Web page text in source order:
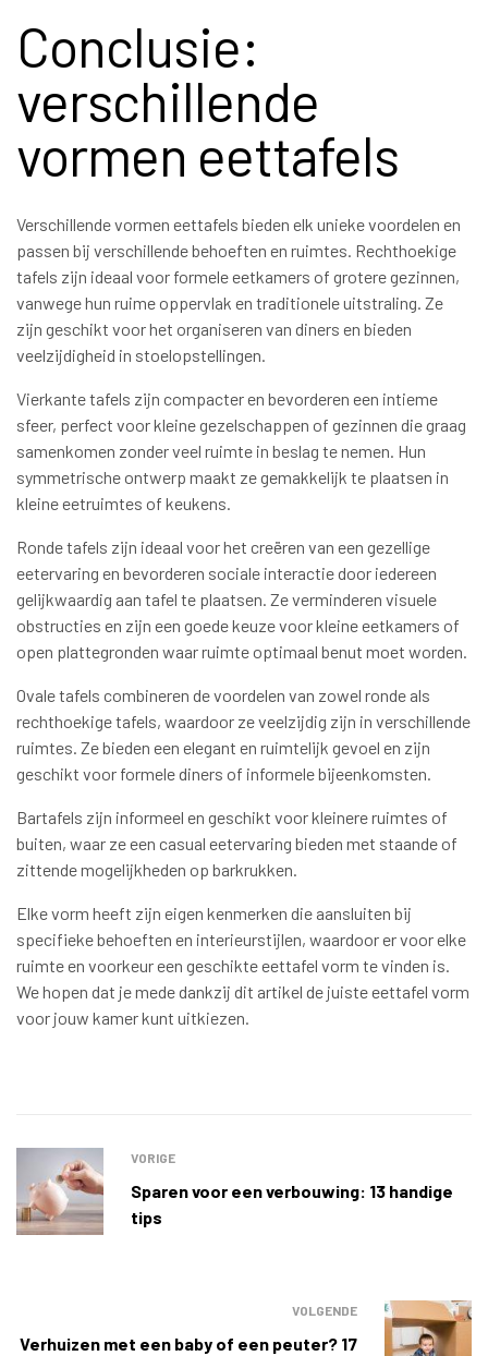
Conclusie:
verschillende
vormen eettafels
Verschillende vormen eettafels bieden elk unieke voordelen en
passen bij verschillende behoeften en ruimtes. Rechthoekige
tafels zijn ideaal voor formele eetkamers of grotere gezinnen,
vanwege hun ruime oppervlak en traditionele uitstraling. Ze
zijn geschikt voor het organiseren van diners en bieden
veelzijdigheid in stoelopstellingen.
Vierkante tafels zijn compacter en bevorderen een intieme
sfeer, perfect voor kleine gezelschappen of gezinnen die graag
samenkomen zonder veel ruimte in beslag te nemen. Hun
symmetrische ontwerp maakt ze gemakkelijk te plaatsen in
kleine eetruimtes of keukens.
Ronde tafels zijn ideaal voor het creëren van een gezellige
eetervaring en bevorderen sociale interactie door iedereen
gelijkwaardig aan tafel te plaatsen. Ze verminderen visuele
obstructies en zijn een goede keuze voor kleine eetkamers of
open plattegronden waar ruimte optimaal benut moet worden.
Ovale tafels combineren de voordelen van zowel ronde als
rechthoekige tafels, waardoor ze veelzijdig zijn in verschillende
ruimtes. Ze bieden een elegant en ruimtelijk gevoel en zijn
geschikt voor formele diners of informele bijeenkomsten.
Bartafels zijn informeel en geschikt voor kleinere ruimtes of
buiten, waar ze een casual eetervaring bieden met staande of
zittende mogelijkheden op barkrukken.
Elke vorm heeft zijn eigen kenmerken die aansluiten bij
specifieke behoeften en interieurstijlen, waardoor er voor elke
ruimte en voorkeur een geschikte eettafel vorm te vinden is.
We hopen dat je mede dankzij dit artikel de juiste eettafel vorm
voor jouw kamer kunt uitkiezen.
VORIGE
Sparen voor een verbouwing: 13 handige
tips
VOLGENDE
Verhuizen met een baby of een peuter? 17